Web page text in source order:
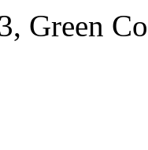
Green